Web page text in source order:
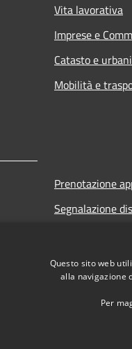
Vita lavorativa
Imprese e
Catasto e
Mobilità e
Prenotazione
Segnalazione
Richiesta
Webmail
Questo sito web
alla navigazione
Per